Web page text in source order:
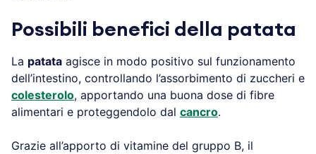
Possibili benefici della patata
La patata agisce in modo positivo sul funzionamento
dell’intestino, controllando l’assorbimento di zuccheri e
colesterolo, apportando una buona dose di fibre
alimentari e proteggendolo dal cancro.
Grazie all’apporto di vitamine del gruppo B, il